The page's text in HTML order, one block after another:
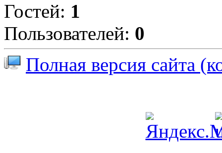
Гостей: 1
Пользователей: 0
Полная версия сайта